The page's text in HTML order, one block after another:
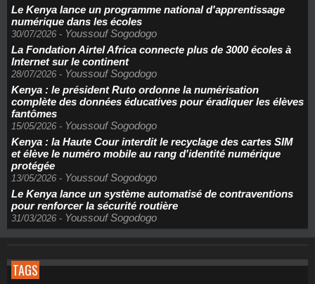
Le Kenya lance un programme national d'apprentissage
numérique dans les écoles
30/07/2026 - Youssouf Sogodogo
La Fondation Airtel Africa connecte plus de 3000 écoles à
Internet sur le continent
28/07/2026 - Youssouf Sogodogo
Kenya : le président Ruto ordonne la numérisation
complète des données éducatives pour éradiquer les élèves
fantômes
15/05/2026 - Youssouf Sogodogo
Kenya : la Haute Cour interdit le recyclage des cartes SIM
et élève le numéro mobile au rang d'identité numérique
protégée
13/05/2026 - Youssouf Sogodogo
Le Kenya lance un système automatisé de contraventions
pour renforcer la sécurité routière
31/03/2026 - Youssouf Sogodogo
TAGS